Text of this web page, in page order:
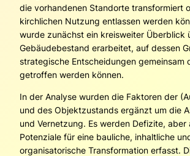
die vorhandenen Standorte transformiert
kirchlichen Nutzung entlassen werden
wurde zunächst ein kreisweiter Überblick
Gebäudebestand erarbeitet, auf dessen
strategische Entscheidungen gemeinsam
getroffen werden können.
In der Analyse wurden die Faktoren der
und des Objektzustands ergänzt um die
und Vernetzung. Es werden Defizite, aber
Potenziale für eine bauliche, inhaltliche
organisatorische Transformation erfasst.